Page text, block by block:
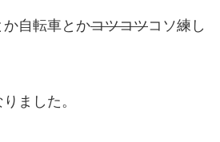
自転車とかコツコツコソ練し
ました。